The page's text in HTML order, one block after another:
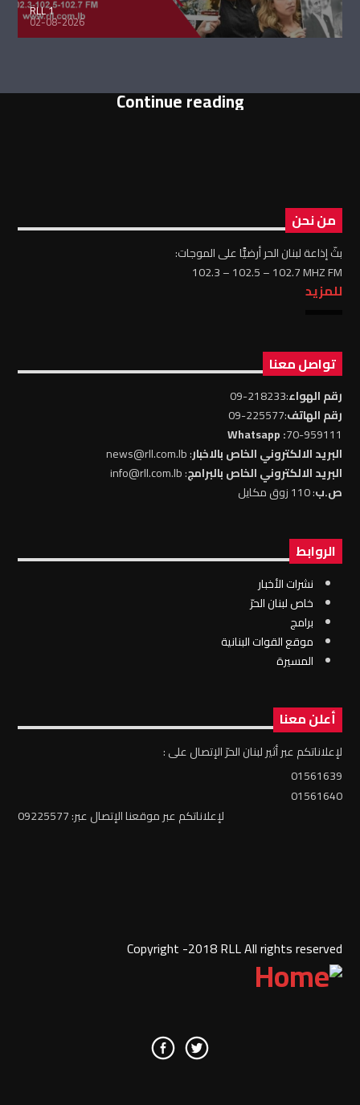
RLL 1
02-08-2026
Continue reading
من نحن
بثّ إذاعة لبنان الحر أرضيًّا على الموجات:
102.3 – 102.5 – 102.7 MHZ FM
للمزيد
تواصل معنا
رقم الهواء:218233-09
رقم الهاتف:225577-09
70-959111
: Whatsapp
البريد الالكتروني الخاص بالاخبار: news@rll.com.lb
البريد الالكتروني الخاص بالبرامج: info@rll.com.lb
ص.ب: 110 زوق مكايل
الروابط
نشرات الأخبار
خاص لبنان الحرّ
برامج
موقع القوات البنانية
المسيرة
أعلن معنا
لإعلاناتكم عبر أثير لبنان الحرّ الإتصال على :
01561639
01561640
لإعلاناتكم عبر موقعنا الإتصال عبر: 09225577
Copyright -2018 RLL All rights reserved